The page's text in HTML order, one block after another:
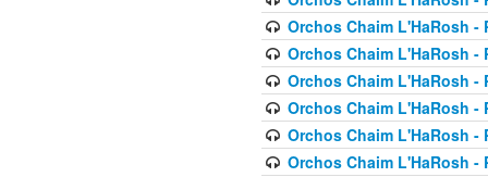
Orchos Chaim L'HaRosh -
Orchos Chaim L'HaRosh -
Orchos Chaim L'HaRosh -
Orchos Chaim L'HaRosh -
Orchos Chaim L'HaRosh -
Orchos Chaim L'HaRosh -